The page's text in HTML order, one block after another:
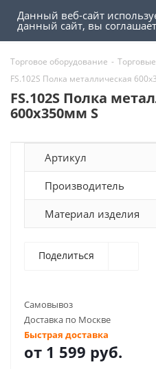
Торговое оборудование -
FS.102S Полка металлическая
FS.102S Полка
600x350мм S
Артикул
Производитель
Материал изделия
Поделиться
Самовывоз
Доставка по Москве
Быстрая доставка
от 1 599 руб.
Данный веб-сайт
данный сайт, вы